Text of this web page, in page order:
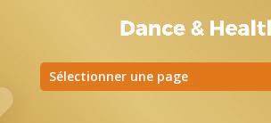
Sélectionner une page